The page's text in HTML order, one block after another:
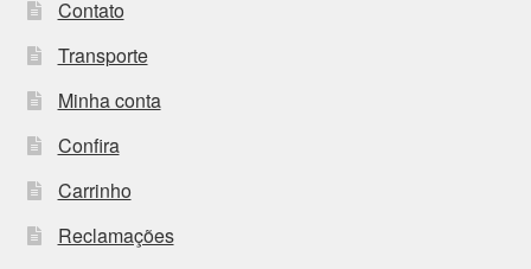
Contato
Transporte
Minha conta
Confira
Carrinho
Reclamações